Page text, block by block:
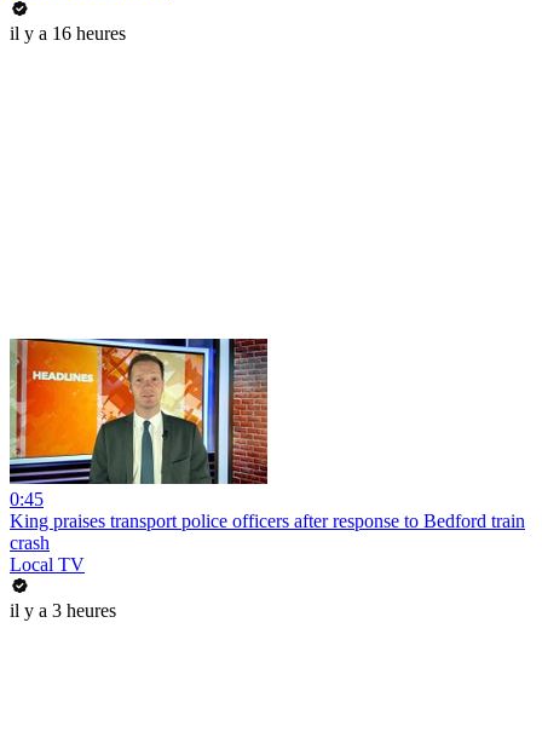
il y a 16 heures
0:45
King praises transport police officers after response to Bedford train
crash
Local TV
il y a 3 heures